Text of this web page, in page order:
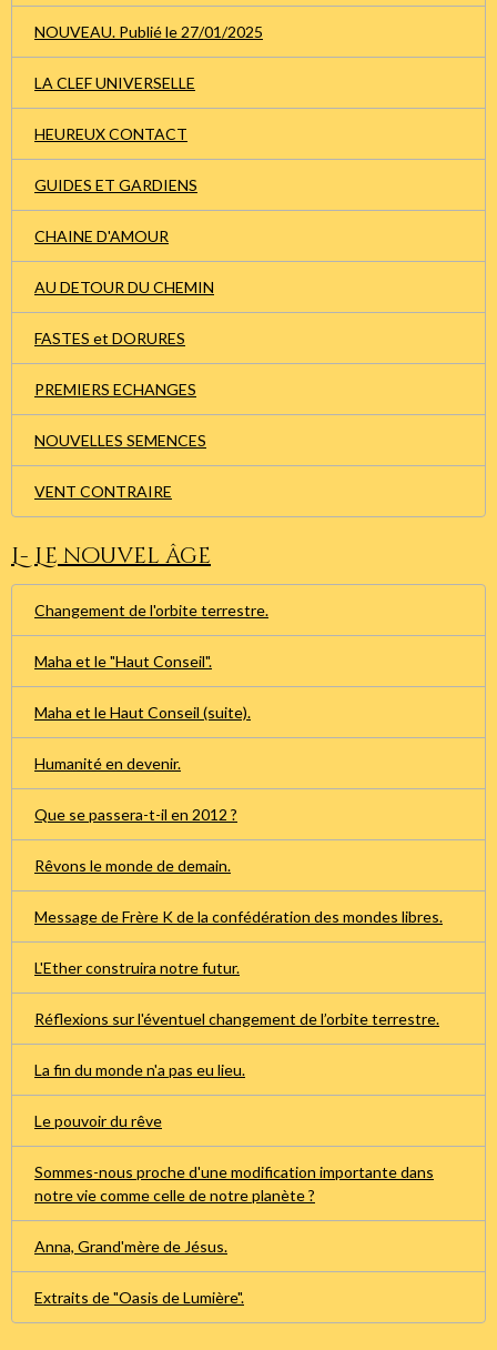
NOUVEAU. Publié le 27/01/2025
LA CLEF UNIVERSELLE
HEUREUX CONTACT
GUIDES ET GARDIENS
CHAINE D'AMOUR
AU DETOUR DU CHEMIN
FASTES et DORURES
PREMIERS ECHANGES
NOUVELLES SEMENCES
VENT CONTRAIRE
L- Le nouvel âge
Changement de l'orbite terrestre.
Maha et le "Haut Conseil".
Maha et le Haut Conseil (suite).
Humanité en devenir.
Que se passera-t-il en 2012 ?
Rêvons le monde de demain.
Message de Frère K de la confédération des mondes libres.
L'Ether construira notre futur.
Réflexions sur l'éventuel changement de l’orbite terrestre.
La fin du monde n'a pas eu lieu.
Le pouvoir du rêve
Sommes-nous proche d'une modification importante dans
notre vie comme celle de notre planète ?
Anna, Grand'mère de Jésus.
Extraits de "Oasis de Lumière".